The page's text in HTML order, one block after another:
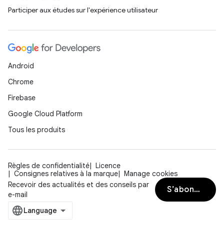
Participer aux études sur l'expérience utilisateur
Android
Chrome
Firebase
Google Cloud Platform
Tous les produits
Règles de confidentialité
Licence
Consignes relatives à la marque
Manage cookies
Recevoir des actualités et des conseils par
e-mail
S’abonner